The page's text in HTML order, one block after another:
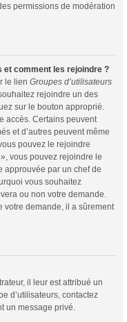
permissions de modération
et comment les rejoindre ?
le lien Groupes d’utilisateurs
rejoindre un des
sur le bouton approprié.
accès. Certains peuvent
et d’autres peuvent même
pouvez le rejoindre
vous pouvez rejoindre le
approuvée par un chef de
vous souhaitez
ou non votre demande.
votre demande, il a sûrement
il leur est attribué un
d’utilisateurs, contactez
un message privé.